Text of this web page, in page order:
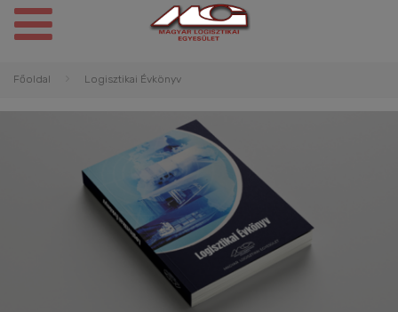
Főoldal Logisztikai Évkönyv